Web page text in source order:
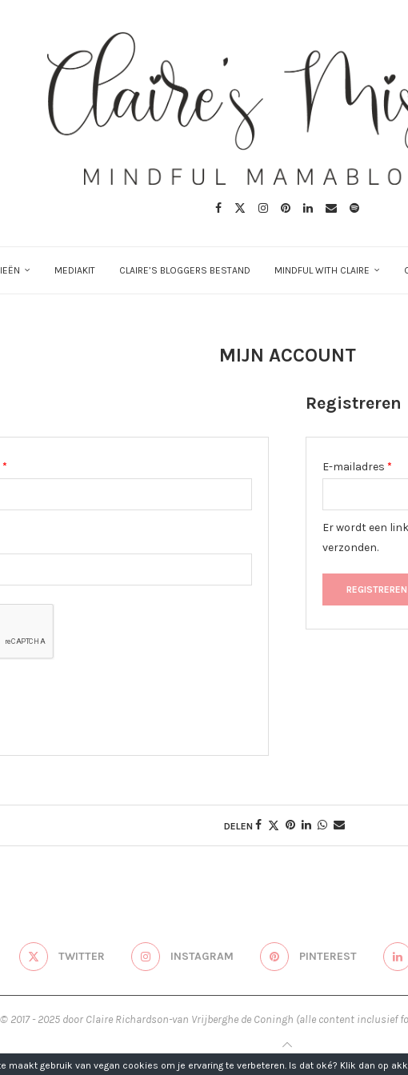
MEDIAKIT CLAIRE’S BLOGGERS BESTAND MINDFUL WITH CLAIRE
MIJN ACCOUNT
*
Registreren
E-mailadres*
Er wordt een
verzonden.
REGISTREREN
DELEN
TWITTER INSTAGRAM PINTEREST
2017 - 2025 door Claire Richardson-van Vrijberghe de Coningh (alle content inclusief
TERUG NAAR BOVEN
maakt gebruik van vegan cookies om je ervaring te verbeteren. Is dat oké? Klik dan op